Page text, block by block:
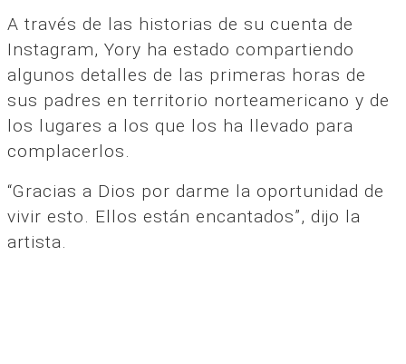
A través de las historias de su cuenta de
Instagram, Yory ha estado compartiendo
algunos detalles de las primeras horas de
sus padres en territorio norteamericano y de
los lugares a los que los ha llevado para
complacerlos.
“Gracias a Dios por darme la oportunidad de
vivir esto. Ellos están encantados”, dijo la
artista.